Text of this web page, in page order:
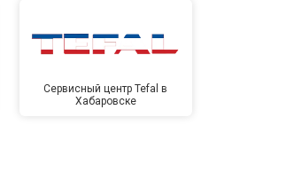
Сервисный центр Tefal в
Хабаровске